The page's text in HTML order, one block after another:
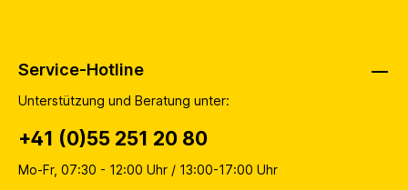
Service-Hotline
Unterstützung und Beratung unter:
+41 (0)55 251 20 80
Mo-Fr, 07:30 - 12:00 Uhr / 13:00-17:00 Uhr